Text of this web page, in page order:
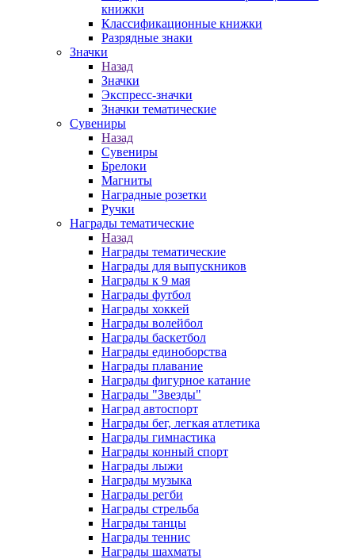
книжки
Классификационные книжки
Разрядные знаки
Значки
Назад
Значки
Экспресс-значки
Значки тематические
Сувениры
Назад
Сувениры
Брелоки
Магниты
Наградные розетки
Ручки
Награды тематические
Назад
Награды тематические
Награды для выпускников
Награды к 9 мая
Награды футбол
Награды хоккей
Награды волейбол
Награды баскетбол
Награды единоборства
Награды плавание
Награды фигурное катание
Награды "Звезды"
Наград автоспорт
Награды бег, легкая атлетика
Награды гимнастика
Награды конный спорт
Награды лыжи
Награды музыка
Награды регби
Награды стрельба
Награды танцы
Награды теннис
Награды шахматы